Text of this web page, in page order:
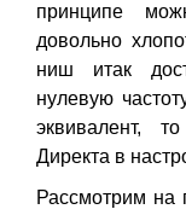
принципе
довольно
ниш итак
нулевую
эквивалент,
Директа в
Рассмотрим на